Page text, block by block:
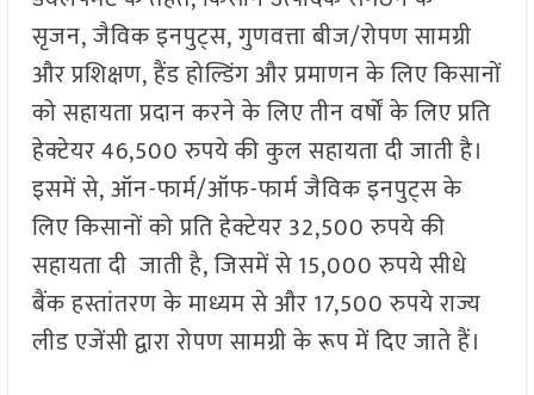
सृजन, जैविक इनपुट्स, गुणवत्ता बीज/रोपण सामग्री
और प्रशिक्षण, हैंड होल्डिंग और प्रमाणन के लिए किसानों
को सहायता प्रदान करने के लिए तीन वर्षों के लिए प्रति
हेक्टेयर 46,500 रुपये की कुल सहायता दी जाती है।
इसमें से, ऑन-फार्म/ऑफ-फार्म जैविक इनपुट्स के
लिए किसानों को प्रति हेक्टेयर 32,500 रुपये की
सहायता दी जाती है, जिसमें से 15,000 रुपये सीधे
बैंक हस्तांतरण के माध्यम से और 17,500 रुपये राज्य
लीड एजेंसी द्वारा रोपण सामग्री के रूप में दिए जाते हैं।